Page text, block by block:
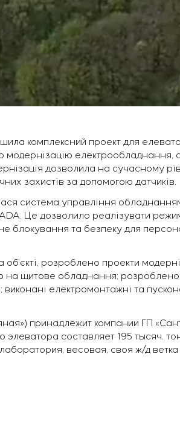
комплексний проект для
модернізацію електрообладнання,
дозволила на сучасному
захистів за допомогою датчиків.
система управління
Це дозволило реалізувати
блокування та безпеку для
розроблено проекти
на щитове обладнання;
електромонтажні та
принадлежит компании ГП
элеватора составляет 195 тысяч.
весовая, своя ж/д